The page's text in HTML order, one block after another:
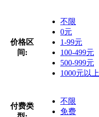
价格区
间:
不限
0元
1-99元
100-499元
500-999元
1000元以上
付费类
不限
免费